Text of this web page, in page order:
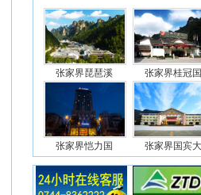
张家界琵琶溪 张家界桂冠国
张家界恺力国 张家界国宾大